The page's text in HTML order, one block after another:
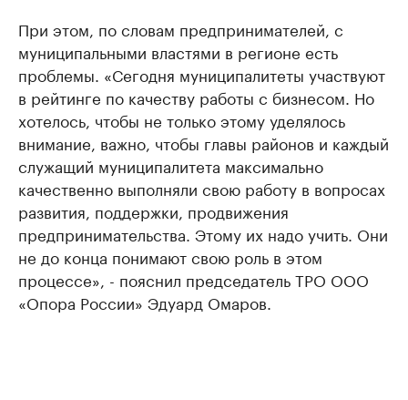
При этом, по словам предпринимателей, с
муниципальными властями в регионе есть
проблемы. «Сегодня муниципалитеты участвуют
в рейтинге по качеству работы с бизнесом. Но
хотелось, чтобы не только этому уделялось
внимание, важно, чтобы главы районов и каждый
служащий муниципалитета максимально
качественно выполняли свою работу в вопросах
развития, поддержки, продвижения
предпринимательства. Этому их надо учить. Они
не до конца понимают свою роль в этом
процессе», - пояснил председатель ТРО ООО
«Опора России» Эдуард Омаров.